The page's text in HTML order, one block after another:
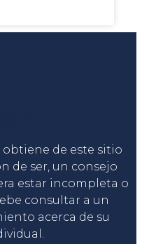
de este sitio
de ser, un consejo
estar incompleta o
consultar a un
acerca de su